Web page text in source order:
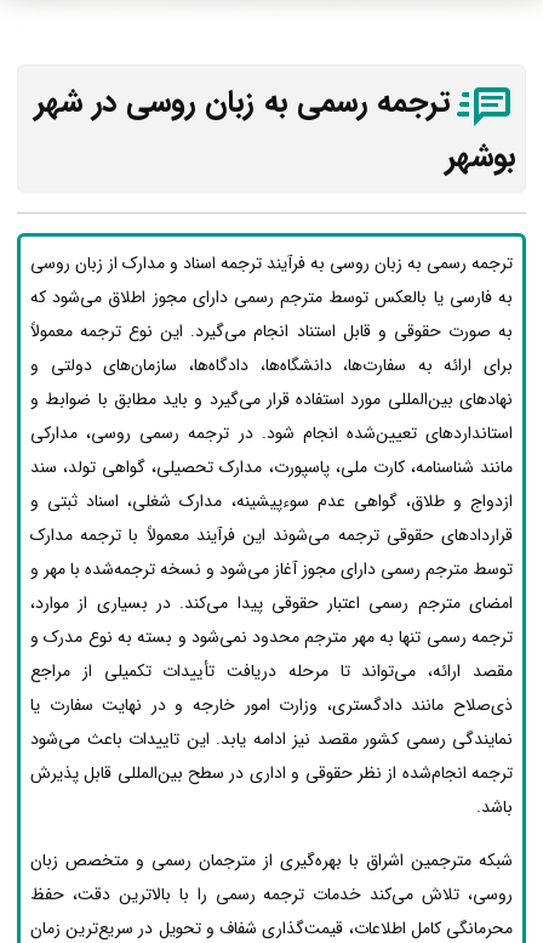
ترجمه رسمی به زبان روسی در شهر
بوشهر
ترجمه رسمی به زبان روسی به فرآیند ترجمه اسناد و مدارک از زبان روسی
به فارسی یا بالعکس توسط مترجم رسمی دارای مجوز اطلاق می‌شود که
به صورت حقوقی و قابل استناد انجام می‌گیرد. این نوع ترجمه معمولاً
برای ارائه به سفارت‌ها، دانشگاه‌ها، دادگاه‌ها، سازمان‌های دولتی و
نهادهای بین‌المللی مورد استفاده قرار می‌گیرد و باید مطابق با ضوابط و
استانداردهای تعیین‌شده انجام شود. در ترجمه رسمی روسی، مدارکی
مانند شناسنامه، کارت ملی، پاسپورت، مدارک تحصیلی، گواهی تولد، سند
ازدواج و طلاق، گواهی عدم سوءپیشینه، مدارک شغلی، اسناد ثبتی و
قراردادهای حقوقی ترجمه می‌شوند این فرآیند معمولاً با ترجمه مدارک
توسط مترجم رسمی دارای مجوز آغاز می‌شود و نسخه ترجمه‌شده با مهر و
امضای مترجم رسمی اعتبار حقوقی پیدا می‌کند. در بسیاری از موارد،
ترجمه رسمی تنها به مهر مترجم محدود نمی‌شود و بسته به نوع مدرک و
مقصد ارائه، می‌تواند تا مرحله دریافت تأییدات تکمیلی از مراجع
ذی‌صلاح مانند دادگستری، وزارت امور خارجه و در نهایت سفارت یا
نمایندگی رسمی کشور مقصد نیز ادامه یابد. این تاییدات باعث می‌شود
ترجمه انجام‌شده از نظر حقوقی و اداری در سطح بین‌المللی قابل پذیرش
باشد.
شبکه مترجمین اشراق با بهره‌گیری از مترجمان رسمی و متخصص زبان
روسی، تلاش می‌کند خدمات ترجمه رسمی را با بالاترین دقت، حفظ
محرمانگی کامل اطلاعات، قیمت‌گذاری شفاف و تحویل در سریع‌ترین زمان